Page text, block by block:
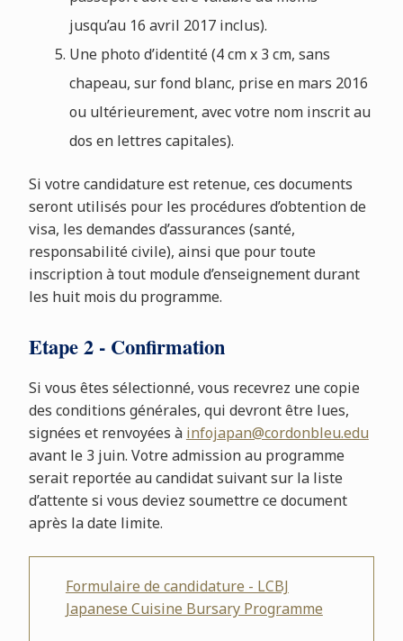
jusqu’au 16 avril 2017 inclus).
Une photo d’identité (4 cm x 3 cm, sans
chapeau, sur fond blanc, prise en mars 2016
ou ultérieurement, avec votre nom inscrit au
dos en lettres capitales).
Si votre candidature est retenue, ces documents
seront utilisés pour les procédures d’obtention de
visa, les demandes d’assurances (santé,
responsabilité civile), ainsi que pour toute
inscription à tout module d’enseignement durant
les huit mois du programme.
Etape 2 - Confirmation
Si vous êtes sélectionné, vous recevrez une copie
des conditions générales, qui devront être lues,
signées et renvoyées à infojapan@cordonbleu.edu
avant le 3 juin. Votre admission au programme
serait reportée au candidat suivant sur la liste
d’attente si vous deviez soumettre ce document
après la date limite.
Formulaire de candidature - LCBJ
Japanese Cuisine Bursary Programme